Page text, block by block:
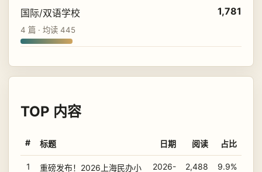
国际/双语学校 1,781
4 篇 · 均读 445
TOP 内容
# 标题 日期 阅读 占比
1
重磅发布！2026上海民办小
2026-
2,488 9.9%